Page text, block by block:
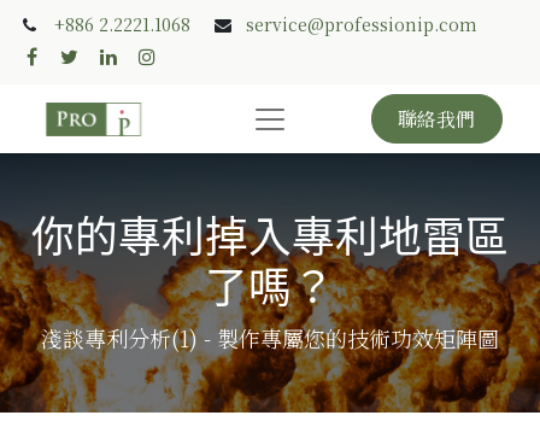
+886 2.2221.1068 service@professionip.com
聯絡我們
你的專利掉入專利地雷區
了嗎？
淺談專利分析(1) - 製作專屬您的技術功效矩陣圖